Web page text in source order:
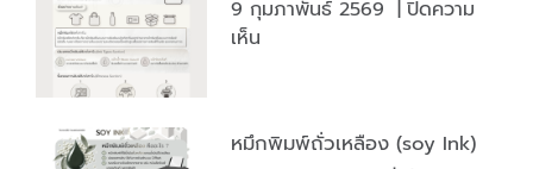
9 กุมภาพันธ์ 2569
ปิดความ
เห็นบน
ซิลค์
หมึกพิมพ์ถั่วเหลือง (soy Ink)